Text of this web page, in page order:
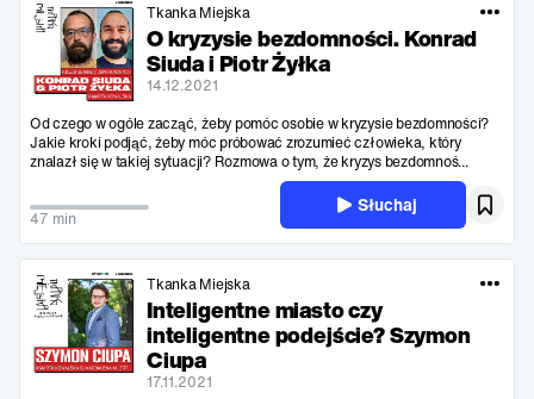
Tkanka Miejska
O kryzysie bezdomności. Konrad
Siuda i Piotr Żyłka
14.12.2021
Od czego w ogóle zacząć, żeby pomóc osobie w kryzysie bezdomności?
Jakie kroki podjąć, żeby móc próbować zrozumieć człowieka, który
znalazł się w takiej sytuacji? Rozmowa o tym, że kryzys bezdomnoś...
47 min
Słuchaj
Tkanka Miejska
Inteligentne miasto czy
inteligentne podejście? Szymon
Ciupa
17.11.2021